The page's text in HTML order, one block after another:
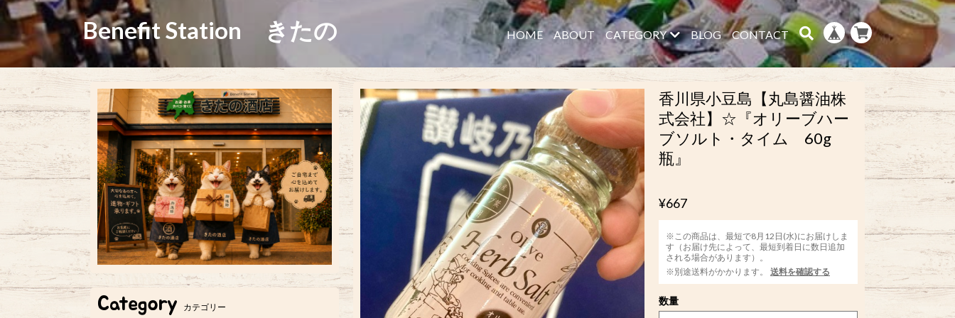
Benefit Station きたの HOME ABOUT CATEGORY BLOG CONTACT
香川県小豆島【丸島醤油株
式会社】☆『オリーブハー
ブソルト・タイム 60g
瓶』
¥667
※この商品は、最短で8月12日(水)にお届けしま
す（お届け先によって、最短到着日に数日追加
される場合があります）。
※別途送料がかかります。
送料を確認する
数量
Category カテゴリー